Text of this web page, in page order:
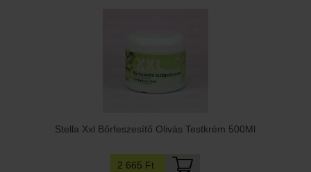
Stella Xxl Bőrfeszesítő Olivás Testkrém 500Ml
2 665 Ft